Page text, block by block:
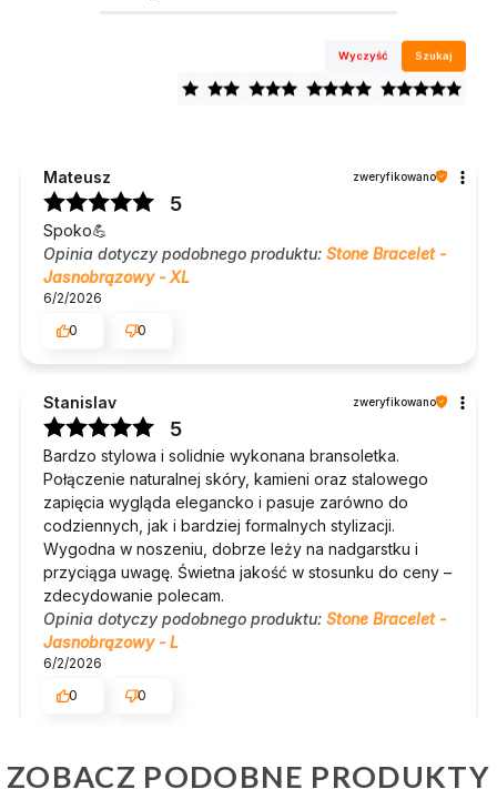
Wyczyść Szukaj
Mateusz zweryfikowano
5
Spoko💪
Opinia dotyczy podobnego produktu: Stone Bracelet -
Jasnobrązowy - XL
6/2/2026
0
0
Stanislav zweryfikowano
5
Bardzo stylowa i solidnie wykonana bransoletka.
Połączenie naturalnej skóry, kamieni oraz stalowego
zapięcia wygląda elegancko i pasuje zarówno do
codziennych, jak i bardziej formalnych stylizacji.
Wygodna w noszeniu, dobrze leży na nadgarstku i
przyciąga uwagę. Świetna jakość w stosunku do ceny –
zdecydowanie polecam.
Opinia dotyczy podobnego produktu: Stone Bracelet -
Jasnobrązowy - L
6/2/2026
0
0
ZOBACZ PODOBNE PRODUKTY